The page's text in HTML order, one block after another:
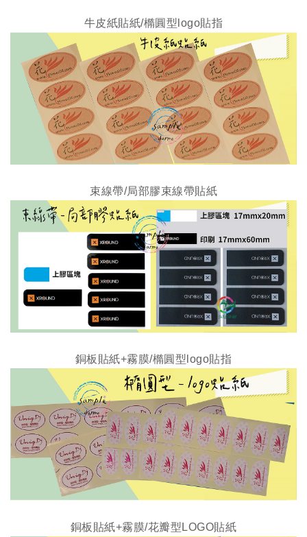
牛皮紙貼紙/橢圓型logo貼指
束線帶/局部膠束線帶貼紙
銅板貼紙+霧膜/橢圓型logo貼指
銅板貼紙+霧膜/花瓣型LOGO貼紙